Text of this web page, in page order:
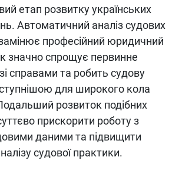
етап розвитку українських
Автоматичний аналіз судових
професійний юридичний
значно спрощує первинне
справами та робить судову
для широкого кола
розвиток подібних
прискорити роботу з
даними та підвищити
судової практики.